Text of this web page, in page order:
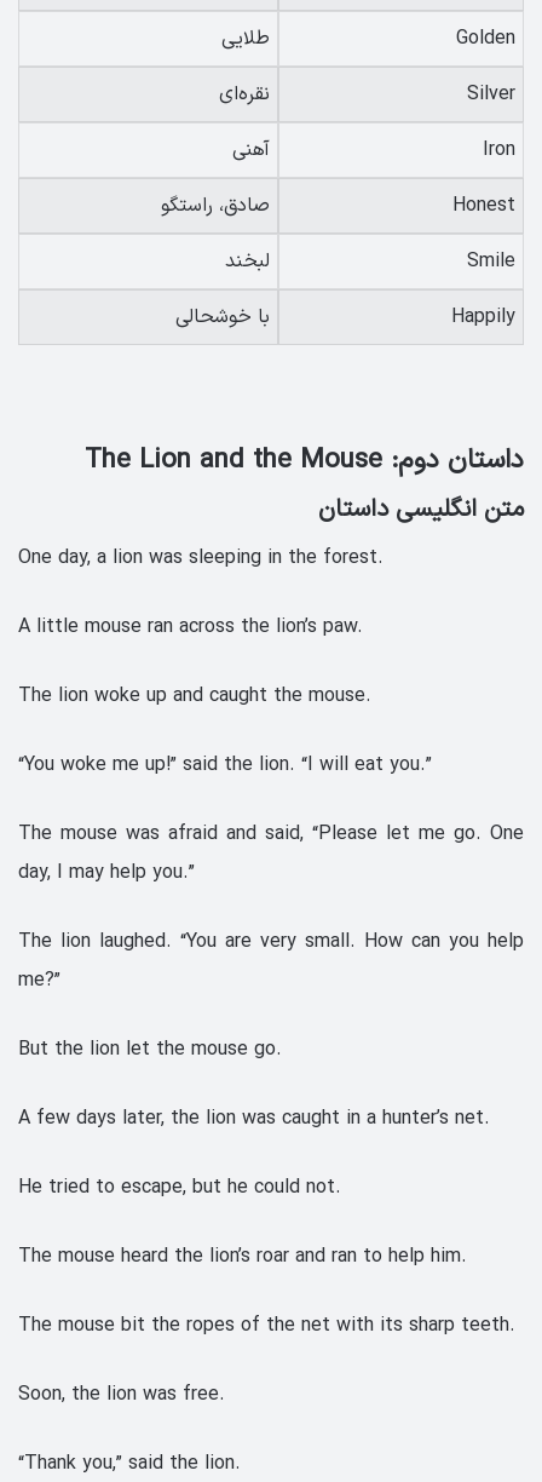
Golden
طلایی
Silver
نقره‌ای
Iron
آهنی
Honest
صادق، راستگو
Smile
لبخند
Happily
با خوشحالی
داستان دوم: The Lion and the Mouse
متن انگلیسی داستان
One day, a lion was sleeping in the forest.
A little mouse ran across the lion’s paw.
The lion woke up and caught the mouse.
“You woke me up!” said the lion. “I will eat you.”
The mouse was afraid and said, “Please let me go. One
day, I may help you.”
The lion laughed. “You are very small. How can you help
me?”
But the lion let the mouse go.
A few days later, the lion was caught in a hunter’s net.
He tried to escape, but he could not.
The mouse heard the lion’s roar and ran to help him.
The mouse bit the ropes of the net with its sharp teeth.
Soon, the lion was free.
“Thank you,” said the lion.